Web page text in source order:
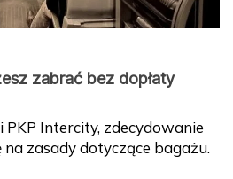
zabrać bez dopłaty
PKP Intercity, zdecydowanie
zasady dotyczące bagażu.